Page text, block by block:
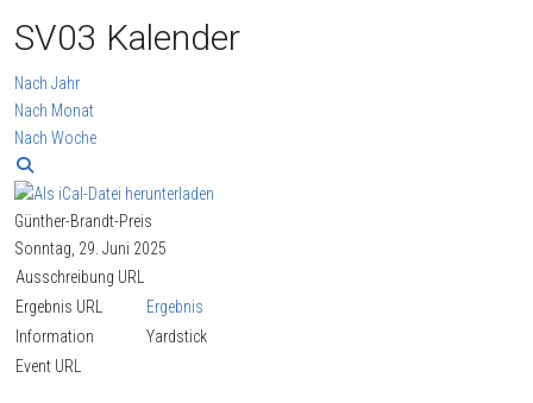
SV03 Kalender
Nach Jahr
Nach Monat
Nach Woche
Günther-Brandt-Preis
Sonntag, 29. Juni 2025
Ausschreibung URL
Ergebnis URL
Ergebnis
Information
Yardstick
Event URL